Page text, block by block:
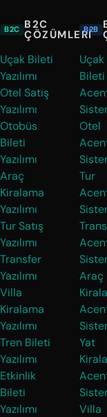
B2C B2C
ÇÖZÜMLERI
Uçak Bileti
Yazılımı
Otel Satış
Yazılımı
Otobüs
Bileti
Yazılımı
Araç
Kiralama
Yazılımı
Tur Satış
Yazılımı
Transfer
Yazılımı
Villa
Kiralama
Yazılımı
Tren Bileti
Yazılımı
Etkinlik
Bileti
Yazılımı
B2B
Uçak
Bileti
Otel
Tur
Araç
Yat
Villa